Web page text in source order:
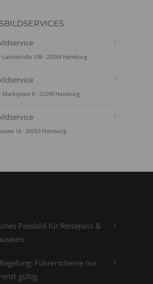
108 · 20249 Hamburg
8 · 22299 Hamburg
18 · 20253 Hamburg
Passbild für Reisepass &
Führerscheine nur
gültig